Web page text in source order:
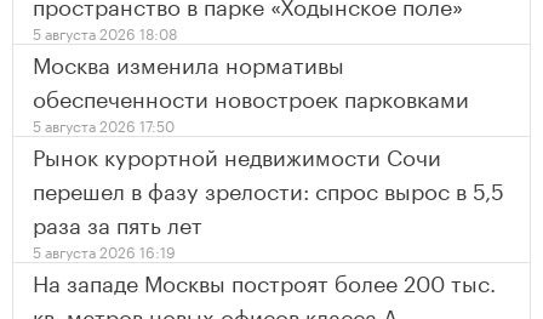
5 августа 2026 18:08
Москва изменила нормативы
обеспеченности новостроек парковками
5 августа 2026 17:50
Рынок курортной недвижимости Сочи
перешел в фазу зрелости: спрос вырос в 5,5
раза за пять лет
5 августа 2026 16:19
На западе Москвы построят более 200 тыс.